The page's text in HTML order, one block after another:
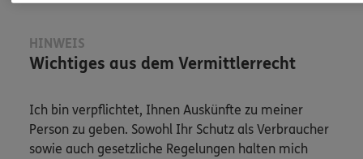
HINWEIS
Wichtiges aus dem Vermittlerrecht
Ich bin verpflichtet, Ihnen Auskünfte zu meiner
Person zu geben. Sowohl Ihr Schutz als Verbraucher
sowie auch gesetzliche Regelungen halten mich